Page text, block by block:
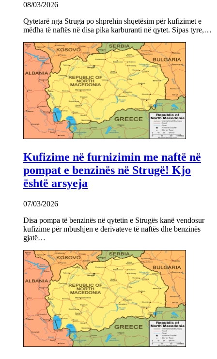
08/03/2026
Qytetarë nga Struga po shprehin shqetësim për kufizimet e
mëdha të naftës në disa pika karburanti në qytet. Sipas tyre,…
Kufizime në furnizimin me naftë në
pompat e benzinës në Strugë! Kjo
është arsyeja
07/03/2026
Disa pompa të benzinës në qytetin e Strugës kanë vendosur
kufizime për mbushjen e derivateve të naftës dhe benzinës
gjatë…